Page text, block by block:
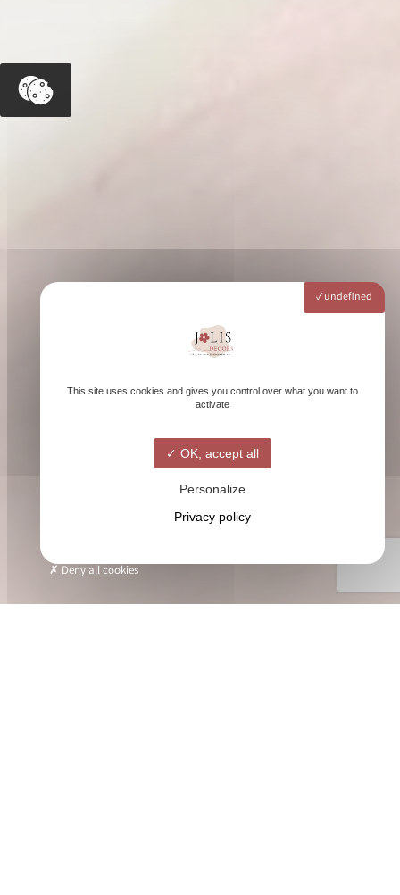
undefined
This site uses cookies and gives you control over what you want to
activate
OK, accept all
Personalize
Privacy policy
Deny all cookies